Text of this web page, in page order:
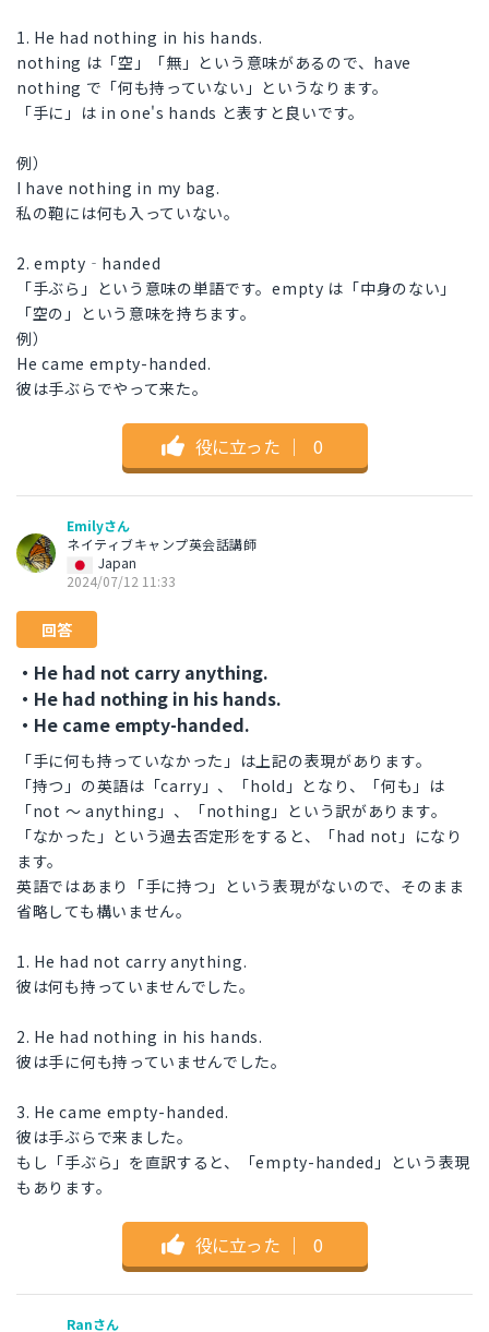
1. He had nothing in his hands.
nothing は「空」「無」という意味があるので、have
nothing で「何も持っていない」というなります。
「手に」は in one's hands と表すと良いです。
例）
I have nothing in my bag.
私の鞄には何も入っていない。
2. empty‐handed
「手ぶら」という意味の単語です。empty は「中身のない」
「空の」という意味を持ちます。
例）
He came empty-handed.
彼は手ぶらでやって来た。
役に立った ｜ 0
Emilyさん
ネイティブキャンプ英会話講師
Japan
2024/07/12 11:33
回答
・He had not carry anything.
・He had nothing in his hands.
・He came empty-handed.
「手に何も持っていなかった」は上記の表現があります。
「持つ」の英語は「carry」、「hold」となり、「何も」は
「not 〜 anything」、「nothing」という訳があります。
「なかった」という過去否定形をすると、「had not」になり
ます。
英語ではあまり「手に持つ」という表現がないので、そのまま
省略しても構いません。
1. He had not carry anything.
彼は何も持っていませんでした。
2. He had nothing in his hands.
彼は手に何も持っていませんでした。
3. He came empty-handed.
彼は手ぶらで来ました。
もし「手ぶら」を直訳すると、「empty-handed」という表現
もあります。
役に立った ｜ 0
Ranさん